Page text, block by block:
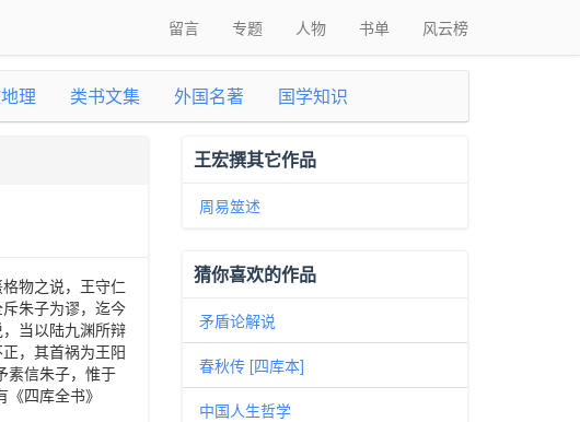
留言 专题 人物 书单 风云榜
理 类书文集 外国名著 国学知识
物之说，王守仁
朱子为谬，迄今
当以陆九渊所辩
，其首祸为王阳
素信朱子，惟于
四库全书》
王宏撰其它作品
周易筮述
猜你喜欢的作品
矛盾论解说
春秋传 [四库本]
中国人生哲学